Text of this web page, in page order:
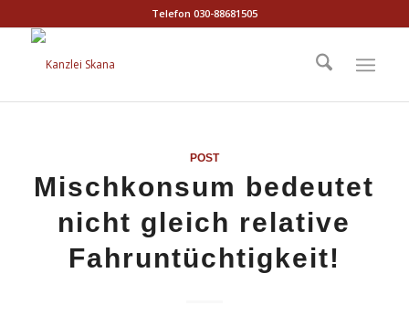
Telefon 030-88681505
POST
Mischkonsum bedeutet
nicht gleich relative
Fahruntüchtigkeit!